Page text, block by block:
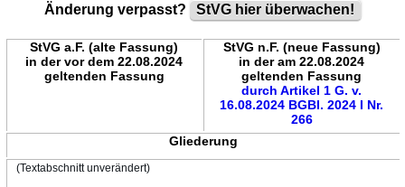
Änderung verpasst? StVG hier überwachen!
StVG a.F. (alte Fassung)
in der vor dem 22.08.2024
geltenden Fassung
StVG n.F. (neue Fassung)
in der am 22.08.2024
geltenden Fassung
durch Artikel 1 G. v.
16.08.2024 BGBl. 2024 I Nr.
266
Gliederung
(Textabschnitt unverändert)